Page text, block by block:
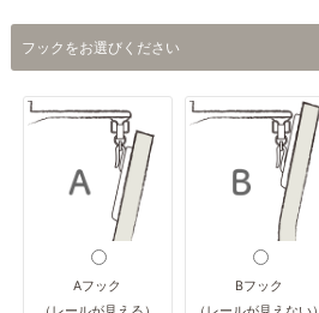
フックをお選びください
Aフック
Bフック